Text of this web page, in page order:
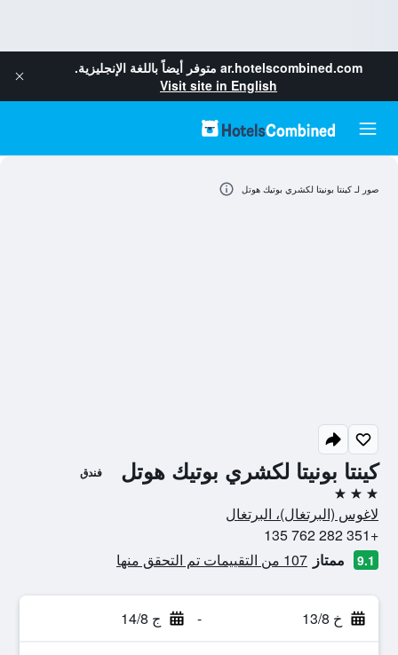
ar.hotelscombined.com متوفر أيضاً باللغة الإنجليزية.
Visit site in English
كينتا بونيتا لكشري بوتيك هوتل فندق
3 نجوم
لاغوس (البرتغال)، البرتغال
+351 282 762 135
9.1 ممتاز 107 من التقييمات تم التحقق منها
خ 13/8 - ج 14/8
صور لـ كينتا بونيتا لكشري بوتيك هوتل